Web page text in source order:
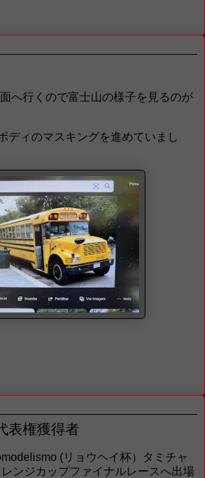
へ行くので富士山の様子を見るのが
ディのマスキングを進めていまし
表権獲得者
(リョウヘイ杯）タミチャ
ンジカップファイナルレースへ出場